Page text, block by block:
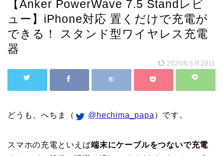
【Anker PowerWave 7.5 Standレビ
ュー】iPhone対応 置くだけで充電が
できる！ スタンド型ワイヤレス充電
器
2020年6月29日
どうも、へちま（ @hechima_papa ）です。
スマホの充電といえば端末にケーブルをつないで充電